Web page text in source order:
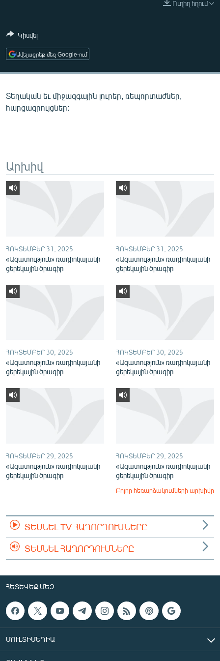
ՄԵԿՆԱԲԱՆՈՒԹՅՈՒՆ
ԿՈՐՈՆԱՎԻՐՈՒՍ
ԱՐԽԻՎ
ՁԳՏԵԼՈՎ ԼԱՎԱԳՈՒՅՆԻՆ
ՓՈԴՔԱՍԹ
Русский
ՀԵՏԵՎԵՔ ՄԵԶ
«Ազատության» բոլոր կայքերը
Ուղիղ հղում
Կիսվել
Ավելացրեք մեզ Google-ում
Տեղական եւ միջազգային լուրեր, ռեպորտաժներ,
հարցազրույցներ:
Արխիվ
ՀՈԿՏԵՄԲԵՐ 31, 2025
«Ազատություն» ռադիոկայանի
ցերեկային ծրագիր
ՀՈԿՏԵՄԲԵՐ 31, 2025
«Ազատություն» ռադիոկայանի
ցերեկային ծրագիր
ՀՈԿՏԵՄԲԵՐ 30, 2025
«Ազատություն» ռադիոկայանի
ցերեկային ծրագիր
ՀՈԿՏԵՄԲԵՐ 30, 2025
«Ազատություն» ռադիոկայանի
ցերեկային ծրագիր
ՀՈԿՏԵՄԲԵՐ 29, 2025
«Ազատություն» ռադիոկայանի
ցերեկային ծրագիր
ՀՈԿՏԵՄԲԵՐ 29, 2025
«Ազատություն» ռադիոկայանի
ցերեկային ծրագիր
Բոլոր հեռարձակումների արխիվը
ՏԵՍՆԵԼ TV ՀԱՂՈՐԴՈՒՄՆԵՐԸ
ՏԵՍՆԵԼ ՀԱՂՈՐԴՈՒՄՆԵՐԸ
ՀԵՏԵՎԵՔ ՄԵԶ
ՄՈՒԼՏԻՄԵԴԻԱ